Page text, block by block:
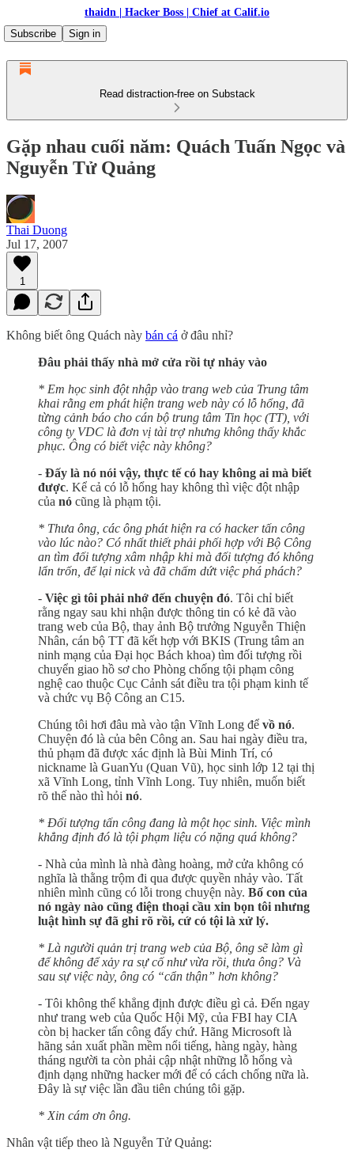
thaidn | Hacker Boss | Chief at Calif.io
Subscribe
Sign in
Read distraction-free on Substack
Gặp nhau cuối năm: Quách Tuấn Ngọc và
Nguyễn Tử Quảng
Thai Duong
Jul 17, 2007
1
Không biết ông Quách này bán cá ở đâu nhỉ?
Đâu phải thấy nhà mở cửa rồi tự nhảy vào
* Em học sinh đột nhập vào trang web của Trung tâm
khai rằng em phát hiện trang web này có lỗ hổng, đã
từng cảnh báo cho cán bộ trung tâm Tin học (TT), với
công ty VDC là đơn vị tài trợ nhưng không thấy khắc
phục. Ông có biết việc này không?
- Đấy là nó nói vậy, thực tế có hay không ai mà biết
được. Kể cả có lỗ hổng hay không thì việc đột nhập
của nó cũng là phạm tội.
* Thưa ông, các ông phát hiện ra có hacker tấn công
vào lúc nào? Có nhất thiết phải phối hợp với Bộ Công
an tìm đối tượng xâm nhập khi mà đối tượng đó không
lẩn trốn, để lại nick và đã chấm dứt việc phá phách?
- Việc gì tôi phải nhớ đến chuyện đó. Tôi chỉ biết
rằng ngay sau khi nhận được thông tin có kẻ đã vào
trang web của Bộ, thay ảnh Bộ trưởng Nguyễn Thiện
Nhân, cán bộ TT đã kết hợp với BKIS (Trung tâm an
ninh mạng của Đại học Bách khoa) tìm đối tượng rồi
chuyển giao hồ sơ cho Phòng chống tội phạm công
nghệ cao thuộc Cục Cảnh sát điều tra tội phạm kinh tế
và chức vụ Bộ Công an C15.
Chúng tôi hơi đâu mà vào tận Vĩnh Long để vồ nó.
Chuyện đó là của bên Công an. Sau hai ngày điều tra,
thủ phạm đã được xác định là Bùi Minh Trí, có
nickname là GuanYu (Quan Vũ), học sinh lớp 12 tại thị
xã Vĩnh Long, tỉnh Vĩnh Long. Tuy nhiên, muốn biết
rõ thế nào thì hỏi nó.
* Đối tượng tấn công đang là một học sinh. Việc mình
khẳng định đó là tội phạm liệu có nặng quá không?
- Nhà của mình là nhà đàng hoàng, mở cửa không có
nghĩa là thằng trộm đi qua được quyền nhảy vào. Tất
nhiên mình cũng có lỗi trong chuyện này. Bố con của
nó ngày nào cũng điện thoại cầu xin bọn tôi nhưng
luật hình sự đã ghi rõ rồi, cứ có tội là xử lý.
* Là người quản trị trang web của Bộ, ông sẽ làm gì
để không để xảy ra sự cố như vừa rồi, thưa ông? Và
sau sự việc này, ông có “cẩn thận” hơn không?
- Tôi không thể khẳng định được điều gì cả. Đến ngay
như trang web của Quốc Hội Mỹ, của FBI hay CIA
còn bị hacker tấn công đấy chứ. Hãng Microsoft là
hãng sản xuất phần mềm nổi tiếng, hàng ngày, hàng
tháng người ta còn phải cập nhật những lỗ hổng và
định dạng những hacker mới để có cách chống nữa là.
Đây là sự việc lần đầu tiên chúng tôi gặp.
* Xin cám ơn ông.
Nhân vật tiếp theo là Nguyễn Tử Quảng: